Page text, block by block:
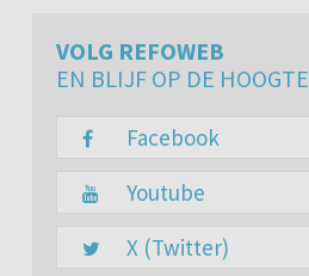
VOLG REFOWEB
EN BLIJF OP DE HOOGTE
Facebook
Youtube
X (Twitter)